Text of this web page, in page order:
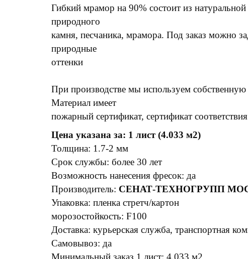
Гибкий мрамор на 90% состоит из
природного
камня, песчаника, мрамора. Под заказ можно
природные
оттенки
При производстве мы используем
Материал имеет
пожарный сертификат, сертификат
Цена указана за: 1 лист (4.033 м2)
Толщина: 1.7-2 мм
Срок службы: более 30 лет
Возможность нанесения фресок: да
Производитель: СЕНАТ-ТЕХНОГРУПП
Упаковка: пленка стретч/картон
морозостойкость: F100
Доставка: курьерская служба, транспортная
Самовывоз: да
Минимальный заказ 1 лист: 4.033 м2